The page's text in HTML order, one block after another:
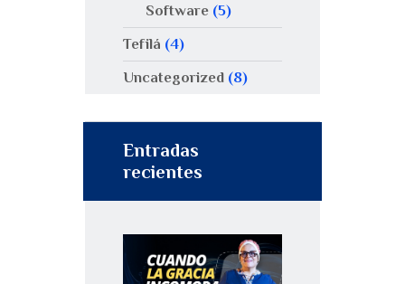
Software(5)
Tefilá (4)
Uncategorized (8)
Entradas
recientes